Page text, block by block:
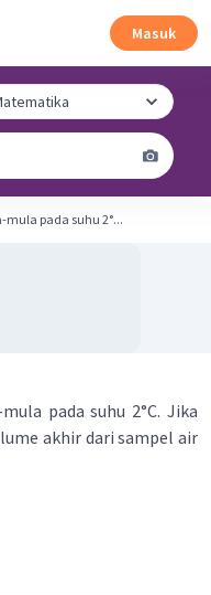
Masuk
mula pada suhu 2°...
pada suhu 2°C. Jika
akhir dari sampel air